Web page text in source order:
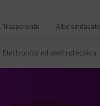
Trasparente Albo sindacale
Elettronica ed elettrotecnica